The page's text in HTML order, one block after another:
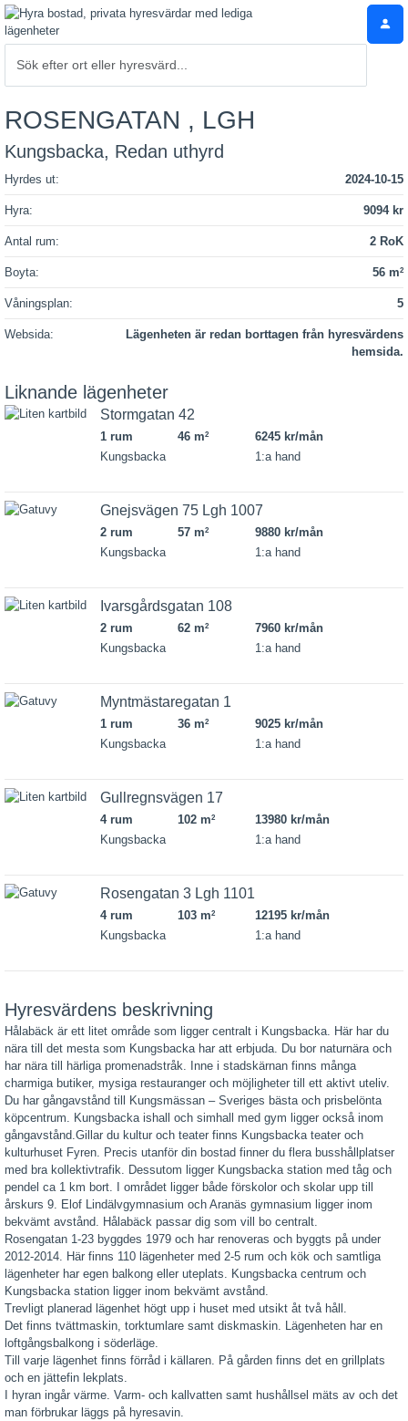
ROSENGATAN , LGH
Kungsbacka, Redan uthyrd
Hyrdes ut: 2024-10-15
Hyra: 9094 kr
Antal rum: 2 RoK
Boyta: 56 m2
Våningsplan: 5
Websida:
Lägenheten är redan borttagen från hyresvärdens
hemsida.
Liknande lägenheter
Stormgatan 42
1 rum 46 m2
6245 kr/mån
Kungsbacka
1:a hand
Gnejsvägen 75 Lgh 1007
2 rum 57 m2
9880 kr/mån
Kungsbacka
1:a hand
Ivarsgårdsgatan 108
2 rum 62 m2
7960 kr/mån
Kungsbacka
1:a hand
Myntmästaregatan 1
1 rum 36 m2
9025 kr/mån
Kungsbacka
1:a hand
Gullregnsvägen 17
4 rum 102 m2
13980 kr/mån
Kungsbacka
1:a hand
Rosengatan 3 Lgh 1101
4 rum 103 m2
12195 kr/mån
Kungsbacka
1:a hand
Hyresvärdens beskrivning
Hålabäck är ett litet område som ligger centralt i Kungsbacka. Här har du
nära till det mesta som Kungsbacka har att erbjuda. Du bor naturnära och
har nära till härliga promenadstråk. Inne i stadskärnan finns många
charmiga butiker, mysiga restauranger och möjligheter till ett aktivt uteliv.
Du har gångavstånd till Kungsmässan – Sveriges bästa och prisbelönta
köpcentrum. Kungsbacka ishall och simhall med gym ligger också inom
gångavstånd.Gillar du kultur och teater finns Kungsbacka teater och
kulturhuset Fyren. Precis utanför din bostad finner du flera busshållplatser
med bra kollektivtrafik. Dessutom ligger Kungsbacka station med tåg och
pendel ca 1 km bort. I området ligger både förskolor och skolar upp till
årskurs 9. Elof Lindälvgymnasium och Aranäs gymnasium ligger inom
bekvämt avstånd. Hålabäck passar dig som vill bo centralt.
Rosengatan 1-23 byggdes 1979 och har renoveras och byggts på under
2012-2014. Här finns 110 lägenheter med 2-5 rum och kök och samtliga
lägenheter har egen balkong eller uteplats. Kungsbacka centrum och
Kungsbacka station ligger inom bekvämt avstånd.
Trevligt planerad lägenhet högt upp i huset med utsikt åt två håll.
Det finns tvättmaskin, torktumlare samt diskmaskin. Lägenheten har en
loftgångsbalkong i söderläge.
Till varje lägenhet finns förråd i källaren. På gården finns det en grillplats
och en jättefin lekplats.
I hyran ingår värme. Varm- och kallvatten samt hushållsel mäts av och det
man förbrukar läggs på hyresavin.